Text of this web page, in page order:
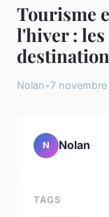
Tourisme
l'hiver :
Nolan•7
N Nolan
TAGS